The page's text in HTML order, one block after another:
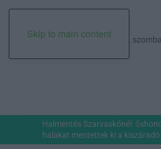
Skip to main content
2026. augusztus 08.,
Halmentés Szarvaskőnél:
halakat mentettek ki a kiszáradó